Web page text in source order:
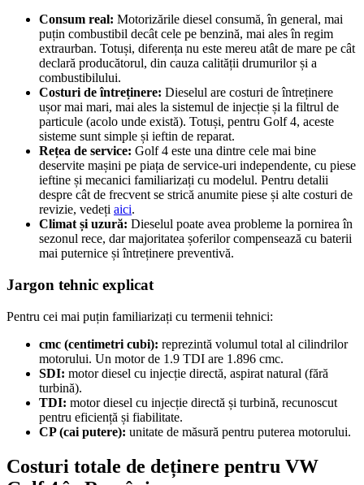
Consum real: Motorizările diesel consumă, în general, mai
puțin combustibil decât cele pe benzină, mai ales în regim
extraurban. Totuși, diferența nu este mereu atât de mare pe cât
declară producătorul, din cauza calității drumurilor și a
combustibilului.
Costuri de întreținere: Dieselul are costuri de întreținere
ușor mai mari, mai ales la sistemul de injecție și la filtrul de
particule (acolo unde există). Totuși, pentru Golf 4, aceste
sisteme sunt simple și ieftin de reparat.
Rețea de service: Golf 4 este una dintre cele mai bine
deservite mașini pe piața de service-uri independente, cu piese
ieftine și mecanici familiarizați cu modelul. Pentru detalii
despre cât de frecvent se strică anumite piese și alte costuri de
revizie, vedeți aici.
Climat și uzură: Dieselul poate avea probleme la pornirea în
sezonul rece, dar majoritatea șoferilor compensează cu baterii
mai puternice și întreținere preventivă.
Jargon tehnic explicat
Pentru cei mai puțin familiarizați cu termenii tehnici:
cmc (centimetri cubi): reprezintă volumul total al cilindrilor
motorului. Un motor de 1.9 TDI are 1.896 cmc.
SDI: motor diesel cu injecție directă, aspirat natural (fără
turbină).
TDI: motor diesel cu injecție directă și turbină, recunoscut
pentru eficiență și fiabilitate.
CP (cai putere): unitate de măsură pentru puterea motorului.
Costuri totale de deținere pentru VW